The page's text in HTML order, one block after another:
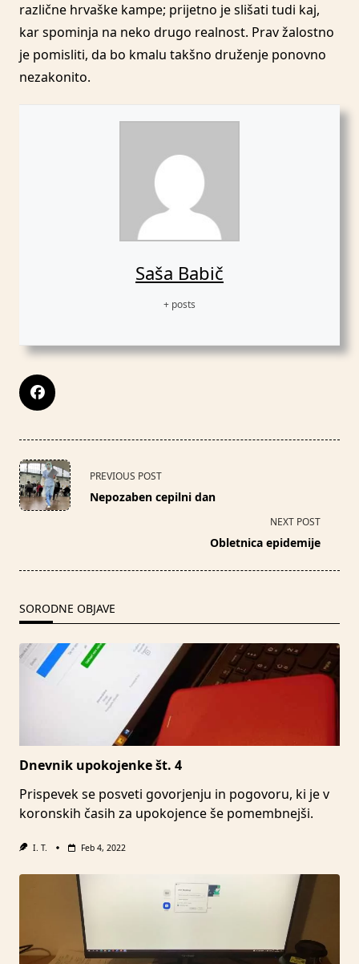
različne hrvaške kampe; prijetno je slišati tudi kaj,
kar spominja na neko drugo realnost. Prav žalostno
je pomisliti, da bo kmalu takšno druženje ponovno
nezakonito.
Saša Babič
+ posts
<span
class="nav-
subtitle
PREVIOUS POST
Nepozaben cepilni dan
NEXT POST
Obletnica epidemije
SORODNE OBJAVE
Dnevnik upokojenke št. 4
Prispevek se posveti govorjenju in pogovoru, ki je v
koronskih časih za upokojence še pomembnejši.
I. T. Feb 4, 2022